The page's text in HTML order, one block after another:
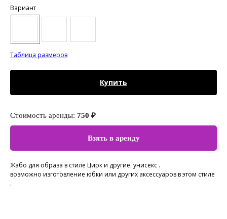
Вариант
Таблица размеров
Купить
Стоимость аренды: 750 ₽
Взять в аренду
Жабо для образа в стиле Цирк и другие. унисекс .
возможно изготовление юбки или других аксессуаров в этом стиле
.